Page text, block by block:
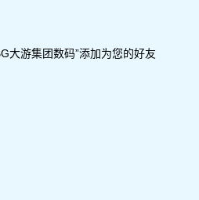
大游集团数码”添加为您的好友